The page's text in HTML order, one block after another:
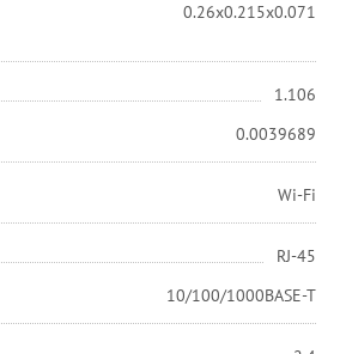
0.26x0.215x0.071
1.106
0.0039689
Wi-Fi
RJ-45
10/100/1000BASE-T